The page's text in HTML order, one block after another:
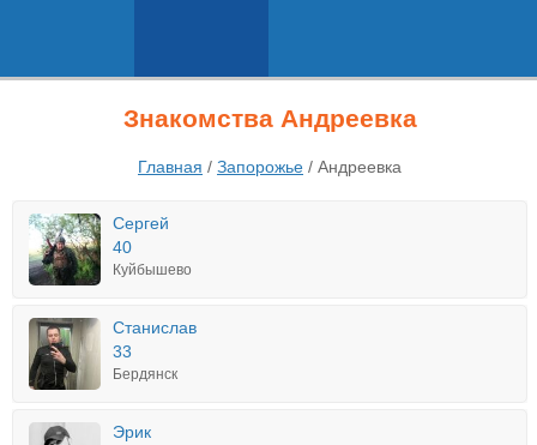
Знакомства Андреевка
Главная / Запорожье / Андреевка
Сергей
40
Куйбышево
Станислав
33
Бердянск
Эрик